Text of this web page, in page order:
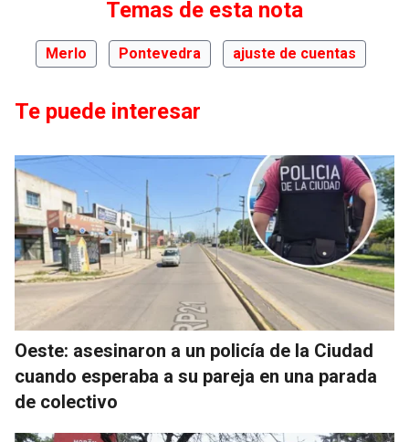
Temas de esta nota
Merlo Pontevedra ajuste de cuentas
Te puede interesar
Oeste: asesinaron a un policía de la Ciudad
cuando esperaba a su pareja en una parada
de colectivo